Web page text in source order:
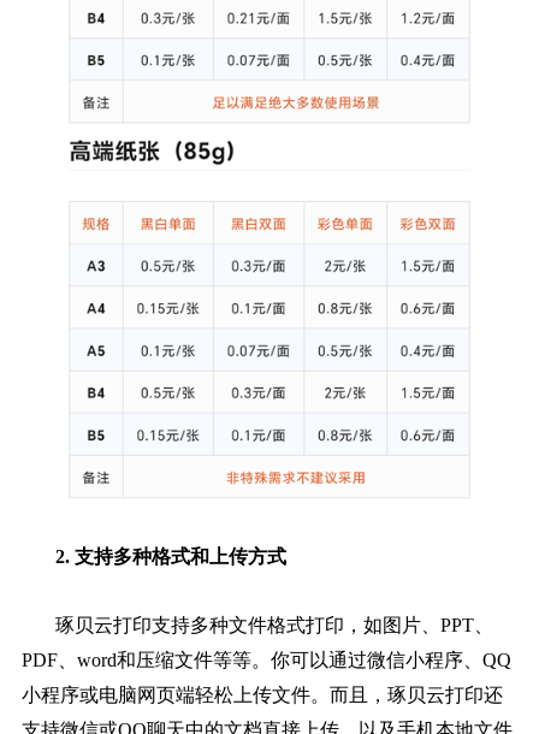
2. 支持多种格式和上传方式
琢贝云打印支持多种文件格式打印，如图片、PPT、
PDF、word和压缩文件等等。你可以通过微信小程序、QQ
小程序或电脑网页端轻松上传文件。而且，琢贝云打印还